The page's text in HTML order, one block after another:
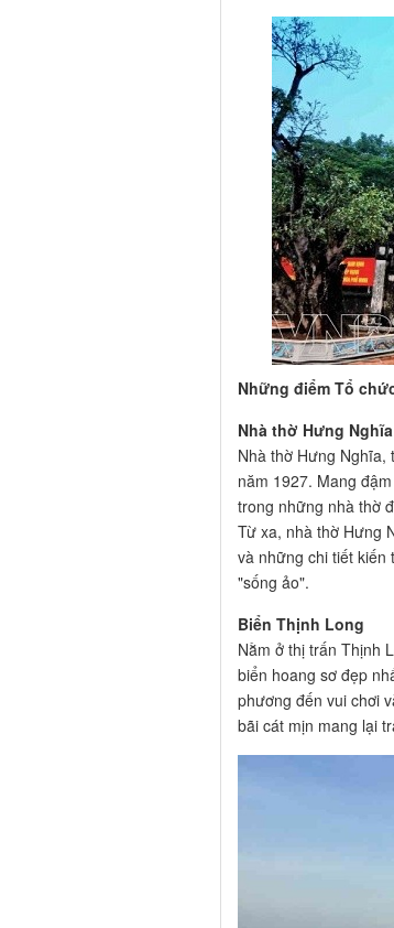
Những điểm Tổ
Nhà thờ Hưng Nghĩa
Nhà thờ Hưng Nghĩa,
năm 1927. Mang
trong những nhà thờ
Từ xa, nhà thờ Hưng
và những chi tiết kiến
"sống ảo".
Biển Thịnh Long
Nằm ở thị trấn Thịnh
biển hoang sơ đẹp
phương đến vui chơi
bãi cát mịn mang lại